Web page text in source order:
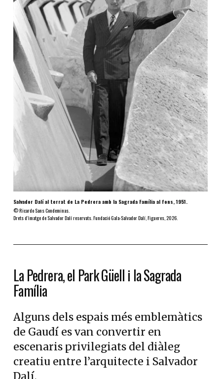
Salvador Dalí al terrat de La Pedrera amb la Sagrada Família al fons, 1951.
© Ricardo Sans Condeminas.
Drets d’imatge de Salvador Dalí reservats. Fundació Gala-Salvador Dalí, Figueres, 2026.
La Pedrera, el Park Güell i la Sagrada
Família
Alguns dels espais més emblemàtics
de Gaudí es van convertir en
escenaris privilegiats del diàleg
creatiu entre l’arquitecte i Salvador
Dalí.